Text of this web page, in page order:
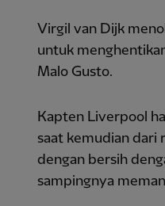
Virgil van Dijk
untuk
Malo Gusto.
Kapten Liverpool
saat kemudian dari
dengan bersih
sampingnya